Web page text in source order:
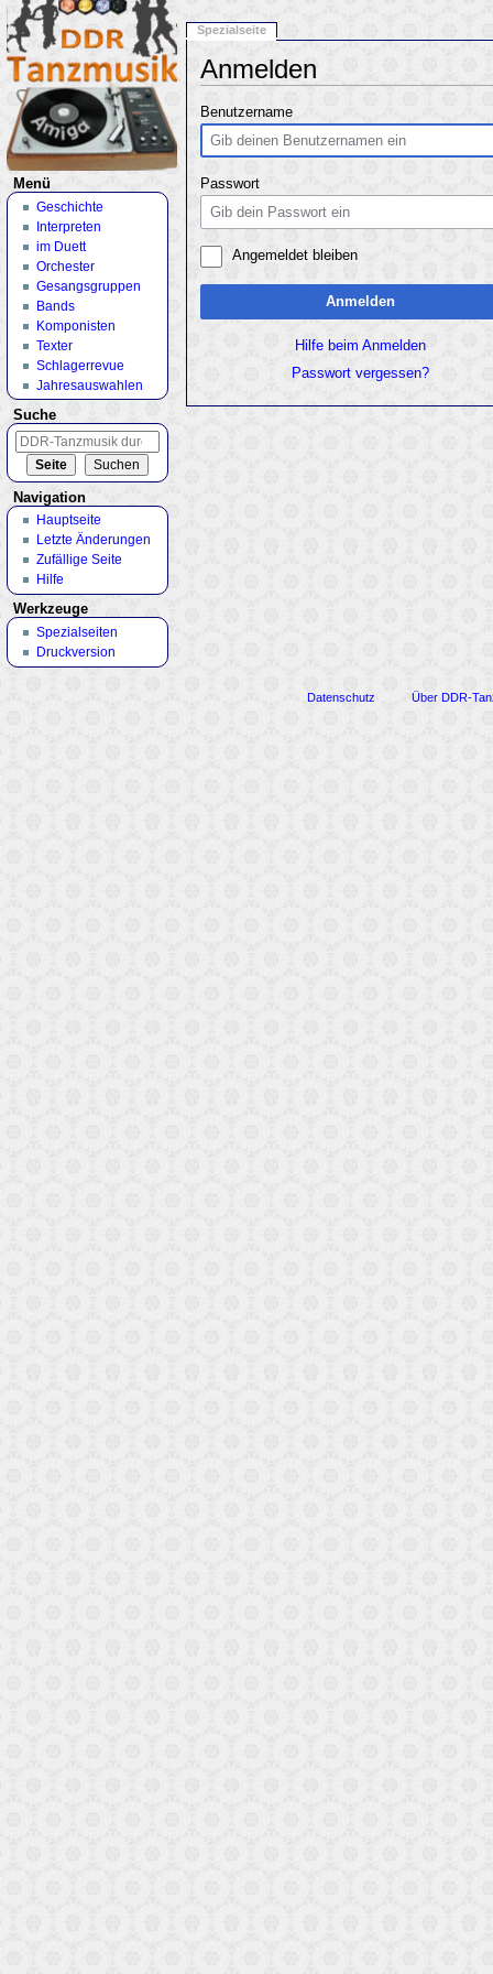
Anmelden
Benutzername
Passwort
Angemeldet bleiben
Anmelden
Hilfe beim Anmelden
Passwort vergessen?
Spezialseite
Menü
Geschichte
Interpreten
im Duett
Orchester
Gesangsgruppen
Bands
Komponisten
Texter
Schlagerrevue
Jahresauswahlen
Suche
Navigation
Hauptseite
Letzte Änderungen
Zufällige Seite
Hilfe
Werkzeuge
Spezialseiten
Druckversion
Datenschutz Über DDR-